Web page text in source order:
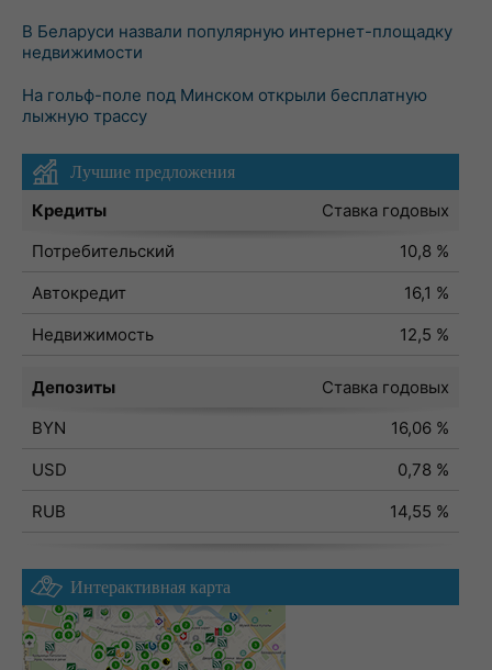
В Беларуси назвали популярную интернет-площадку
недвижимости
На гольф-поле под Минском открыли бесплатную
лыжную трассу
Лучшие предложения
Кредиты
Ставка годовых
Потребительский
10,8 %
Автокредит
16,1 %
Недвижимость
12,5 %
Депозиты
Ставка годовых
BYN
16,06 %
USD
0,78 %
RUB
14,55 %
Интерактивная карта